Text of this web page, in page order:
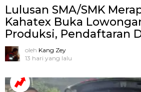
Lulusan SMA/SMK
Kahatex Buka
Produksi, Pendaftaran
oleh Kang Zey
13 hari yang lalu